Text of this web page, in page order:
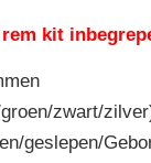
kit
zwart/
geslepen/